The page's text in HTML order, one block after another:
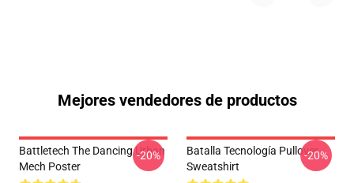
Mejores vendedores de productos
Battletech The Dancing Urban
Mech Poster
-20%
Batalla Tecnología Pullover
Sweatshirt
-20%